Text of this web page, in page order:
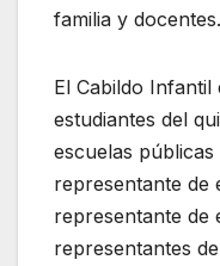
familia y docentes.
El Cabildo
estudiantes del
escuelas
representante de
representante de
representantes